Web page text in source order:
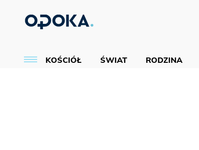
KOŚCIÓŁ ŚWIAT RODZINA